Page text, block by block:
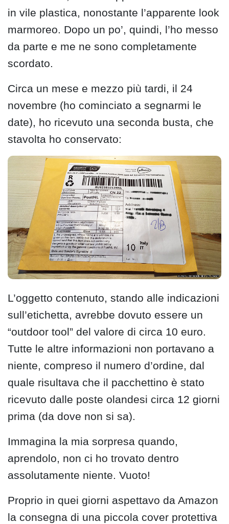
in vile plastica, nonostante l’apparente look
marmoreo. Dopo un po’, quindi, l’ho messo
da parte e me ne sono completamente
scordato.
Circa un mese e mezzo più tardi, il 24
novembre (ho cominciato a segnarmi le
date), ho ricevuto una seconda busta, che
stavolta ho conservato:
L’oggetto contenuto, stando alle indicazioni
sull’etichetta, avrebbe dovuto essere un
“outdoor tool” del valore di circa 10 euro.
Tutte le altre informazioni non portavano a
niente, compreso il numero d’ordine, dal
quale risultava che il pacchettino è stato
ricevuto dalle poste olandesi circa 12 giorni
prima (da dove non si sa).
Immagina la mia sorpresa quando,
aprendolo, non ci ho trovato dentro
assolutamente niente. Vuoto!
Proprio in quei giorni aspettavo da Amazon
la consegna di una piccola cover protettiva